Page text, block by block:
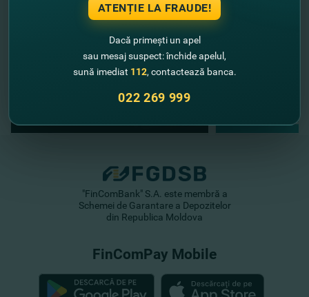
"FinComBank" S.A. este membră a
Schemei de Garantare a Depozitelor
din Republica Moldova
FinComPay Mobile
ATENȚIE LA FRAUDE!
Dacă primești un apel
sau mesaj suspect: închide apelul,
sună imediat 112, contactează banca.
022 269 999